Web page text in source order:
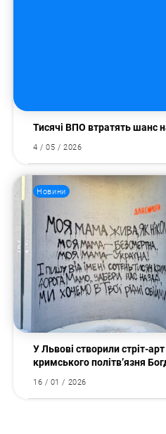
Тисячі ВПО втратять шанс
4 / 05 / 2026
Новини
У Львові створили стріт-
кримського політв’язня
16 / 01 / 2026